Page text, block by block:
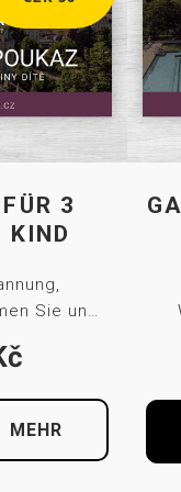
3
KIND
Sie und
und eines
mit
einem
Blick auf
MEHR